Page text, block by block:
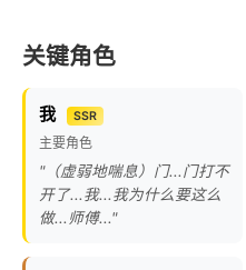
关键角色
我 SSR
主要角色
"（虚弱地喘息）门...门打不
开了...我...我为什么要这么
做...师傅..."